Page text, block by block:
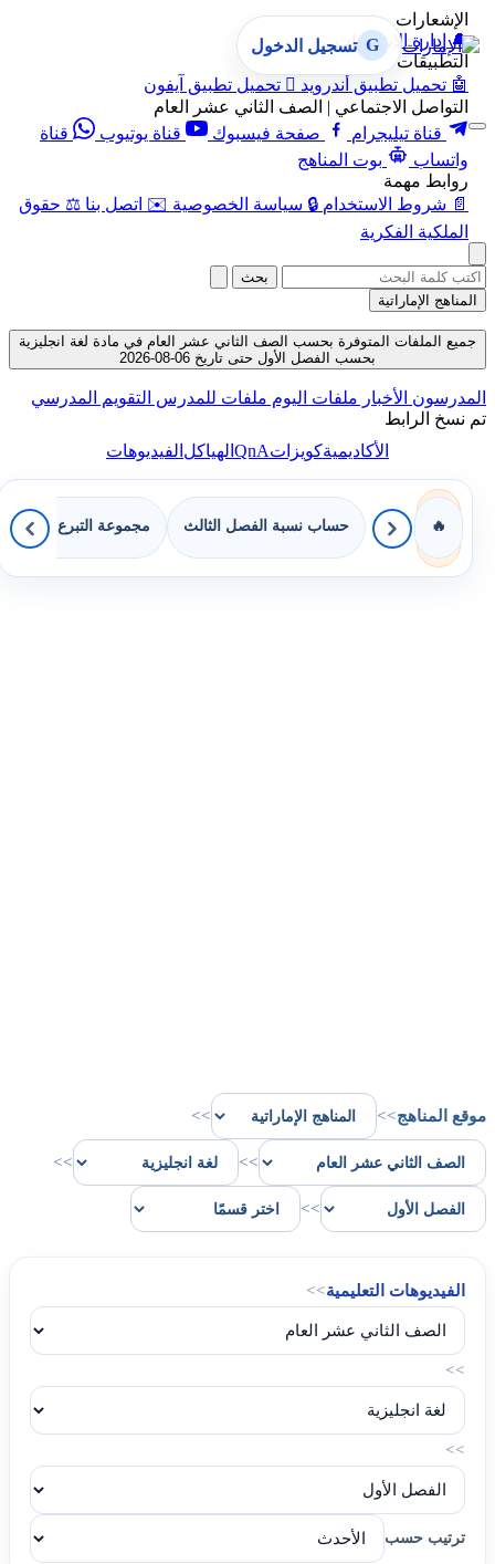
الإشعارات
🔔 إدارة الإشعارات
التطبيقات
🤖 تحميل تطبيق أندرويد  تحميل تطبيق آيفون
التواصل الاجتماعي | الصف الثاني عشر العام
قناة تيليجرام
صفحة فيسبوك قناة يوتيوب
قناة
واتساب
بوت المناهج
روابط مهمة
📄 شروط الاستخدام 🔒 سياسة الخصوصية ✉️ اتصل بنا ⚖️ حقوق
الملكية الفكرية
G تسجيل الدخول
بحث
المناهج الإماراتية
جميع الملفات المتوفرة بحسب الصف الثاني عشر العام في مادة لغة انجليزية
بحسب الفصل الأول حتى تاريخ 06-08-2026
المدرسون الأخبار ملفات اليوم ملفات للمدرس التقويم المدرسي
تم نسخ الرابط
الأكاديميةكويزاتQnAالهياكلالفيديوهات
🔥 حساب نسبة الفصل الثالث مجموعة التبرع بالكتب
موقع المناهج>>
>>
>>
>>
>>
الفيديوهات التعليمية>>
>>
>>
ترتيب حسب